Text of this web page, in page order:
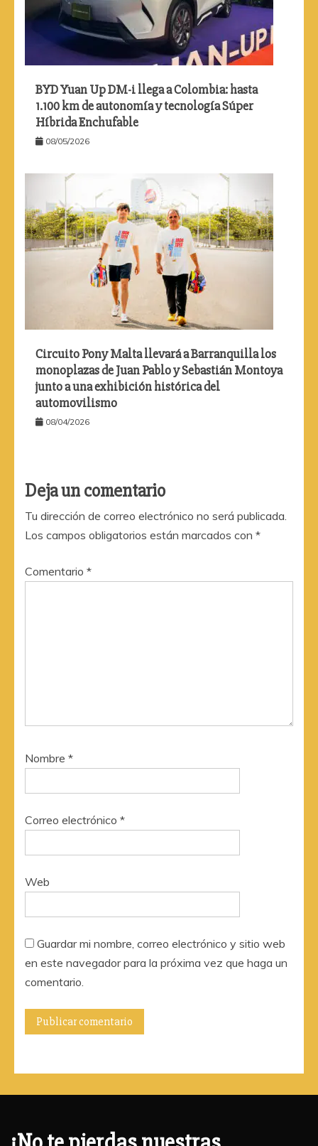
BYD Yuan Up DM-i llega a Colombia: hasta
1.100 km de autonomía y tecnología Súper
Híbrida Enchufable
08/05/2026
Circuito Pony Malta llevará a Barranquilla los
monoplazas de Juan Pablo y Sebastián Montoya
junto a una exhibición histórica del
automovilismo
08/04/2026
Deja un comentario
Tu dirección de correo electrónico no será publicada.
Los campos obligatorios están marcados con *
Comentario *
Nombre *
Correo electrónico *
Web
Guardar mi nombre, correo electrónico y sitio web
en este navegador para la próxima vez que haga un
comentario.